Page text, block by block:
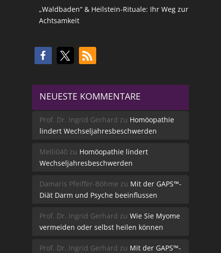
„Waldbaden“ & Heilstein-Rituale: Ihr Weg zur
Achtsamkeit
NEUESTE KOMMENTARE
Prof. Dr. Ingrid Gerhard zu Homöopathie
lindert Wechseljahresbeschwerden
Melli040 zu Homöopathie lindert
Wechseljahresbeschwerden
Damaris Pfeiffer-Böhme zu Mit der GAPS™-
Diät Darm und Psyche beeinflussen
Prof. Dr. Ingrid Gerhard zu Wie Sie Myome
vermeiden oder selbst heilen können
Prof. Dr. Ingrid Gerhard zu Mit der GAPS™-